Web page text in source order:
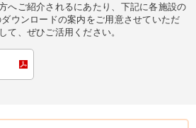
へご紹介されるにあたり、下記に各施設の
ウンロードの案内をご用意させていただ
て、ぜひご活用ください。